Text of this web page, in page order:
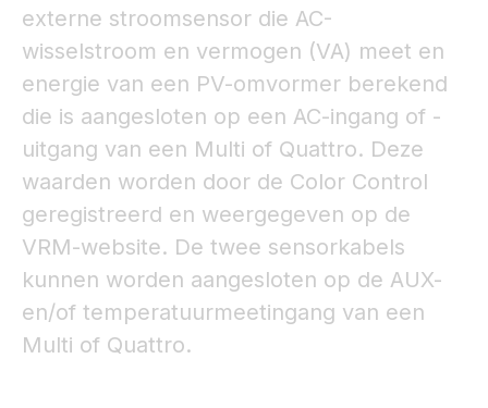
externe stroomsensor die AC-
wisselstroom en vermogen (VA) meet en
energie van een PV-omvormer berekend
die is aangesloten op een AC-ingang of -
uitgang van een Multi of Quattro. Deze
waarden worden door de Color Control
geregistreerd en weergegeven op de
VRM-website. De twee sensorkabels
kunnen worden aangesloten op de AUX-
en/of temperatuurmeetingang van een
Multi of Quattro.